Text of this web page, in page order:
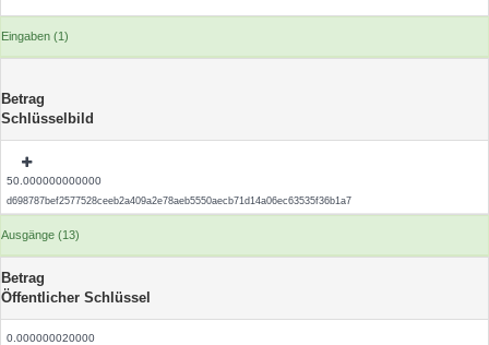
Eingaben (1)
Betrag
Schlüsselbild
50.000000000000
d698787bef2577528ceeb2a409a2e78aeb5550aecb71d14a06ec63535f36b1a7
Ausgänge (13)
Betrag
Öffentlicher Schlüssel
0.000000020000